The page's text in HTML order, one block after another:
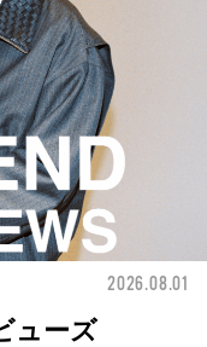
2026.08.01
ューズ